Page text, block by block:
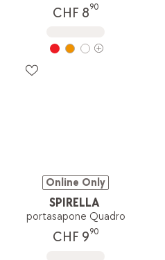
CHF 890
Online Only
SPIRELLA
portasapone Quadro
CHF 990